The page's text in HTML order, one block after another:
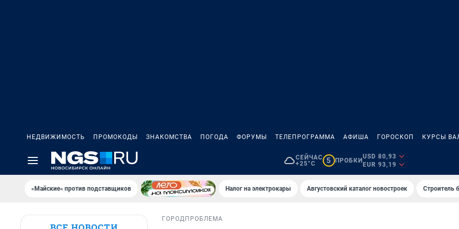
НЕДВИЖИМОСТЬ ПРОМОКОДЫ ЗНАКОМСТВА ПОГОДА ФОРУМЫ ТЕЛЕПРОГРАММА АФИША ГОРОСКОП КУРСЫ
СЕЙЧАС
+25°C
5 ПРОБКИ
USD 80,93
EUR 93,19
«Майские» против подставщиков Налог на электрокары Августовский каталог новостроек Строитель
ГОРОД ПРОБЛЕМА